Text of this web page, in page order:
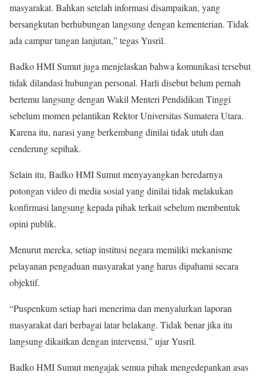
masyarakat. Bahkan setelah informasi disampaikan, yang
bersangkutan berhubungan langsung dengan kementerian. Tidak
ada campur tangan lanjutan,” tegas Yusril.
Badko HMI Sumut juga menjelaskan bahwa komunikasi tersebut
tidak dilandasi hubungan personal. Harli disebut belum pernah
bertemu langsung dengan Wakil Menteri Pendidikan Tinggi
sebelum momen pelantikan Rektor Universitas Sumatera Utara.
Karena itu, narasi yang berkembang dinilai tidak utuh dan
cenderung sepihak.
Selain itu, Badko HMI Sumut menyayangkan beredarnya
potongan video di media sosial yang dinilai tidak melakukan
konfirmasi langsung kepada pihak terkait sebelum membentuk
opini publik.
Menurut mereka, setiap institusi negara memiliki mekanisme
pelayanan pengaduan masyarakat yang harus dipahami secara
objektif.
“Puspenkum setiap hari menerima dan menyalurkan laporan
masyarakat dari berbagai latar belakang. Tidak benar jika itu
langsung dikaitkan dengan intervensi,” ujar Yusril.
Badko HMI Sumut mengajak semua pihak mengedepankan asas